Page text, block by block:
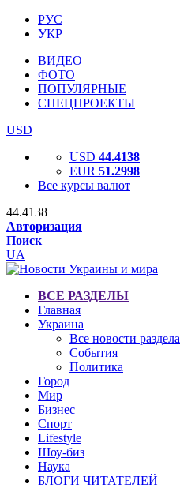
РУС
УКР
ВИДЕО
ФОТО
ПОПУЛЯРНЫЕ
СПЕЦПРОЕКТЫ
USD
USD 44.4138
EUR 51.2998
Все курсы валют
44.4138
Авторизация
Поиск
UA
ВСЕ РАЗДЕЛЫ
Главная
Украина
Все новости раздела
События
Политика
Город
Мир
Бизнес
Спорт
Lifestyle
Шоу-биз
Наука
БЛОГИ ЧИТАТЕЛЕЙ